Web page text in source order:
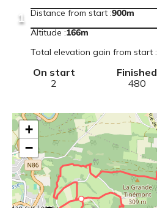
1 Distance from start :900m
Altitude :166m
Total elevation gain from start :
On start
2
Finished
480
+
−